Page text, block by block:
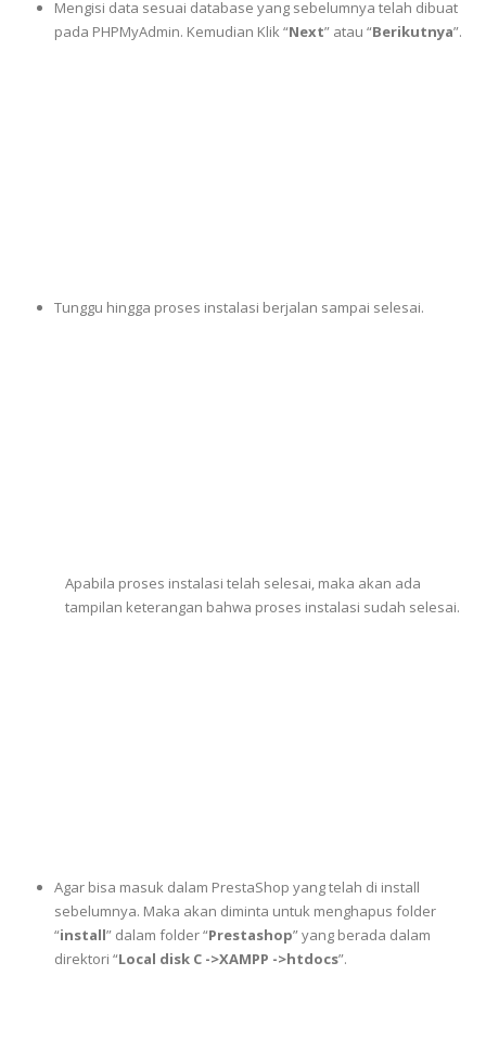
Mengisi data sesuai database yang sebelumnya telah dibuat
pada PHPMyAdmin. Kemudian Klik “Next” atau “Berikutnya”.
Tunggu hingga proses instalasi berjalan sampai selesai.
Apabila proses instalasi telah selesai, maka akan ada
tampilan keterangan bahwa proses instalasi sudah selesai.
Agar bisa masuk dalam PrestaShop yang telah di install
sebelumnya. Maka akan diminta untuk menghapus folder
“install” dalam folder “Prestashop” yang berada dalam
direktori “Local disk C ->XAMPP ->htdocs”.